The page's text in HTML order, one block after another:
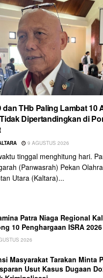
THb Paling Lambat 10
Dipertandingkan di
9 AGUSTUS 2026
tinggal menghitung hari.
(Panwasrah) Pekan
Utara (Kaltara)...
Patra Niaga Regional
10 Penghargaan ISRA 2026
2026
Masyarakat Tarakan Minta
Usut Kasus Dugaan